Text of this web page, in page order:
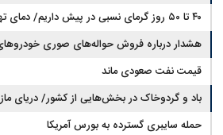
۴۰ تا ۵۰ روز گرمای نسبی در پیش داریم/ دمای تهران به ۳۸ درجه می‌رسد
هشدار درباره فروش حواله‌های صوری
قیمت نفت صعودی ماند
باد و گردوخاک در بخش‌هایی از کشور/ دریای
حمله سایبری گسترده به بورس آمریکا